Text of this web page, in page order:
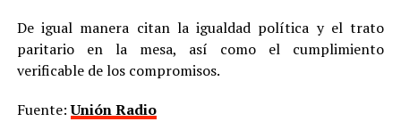
De igual manera citan la igualdad política y el trato
paritario en la mesa, así como el cumplimiento
verificable de los compromisos.
Fuente:Unión Radio